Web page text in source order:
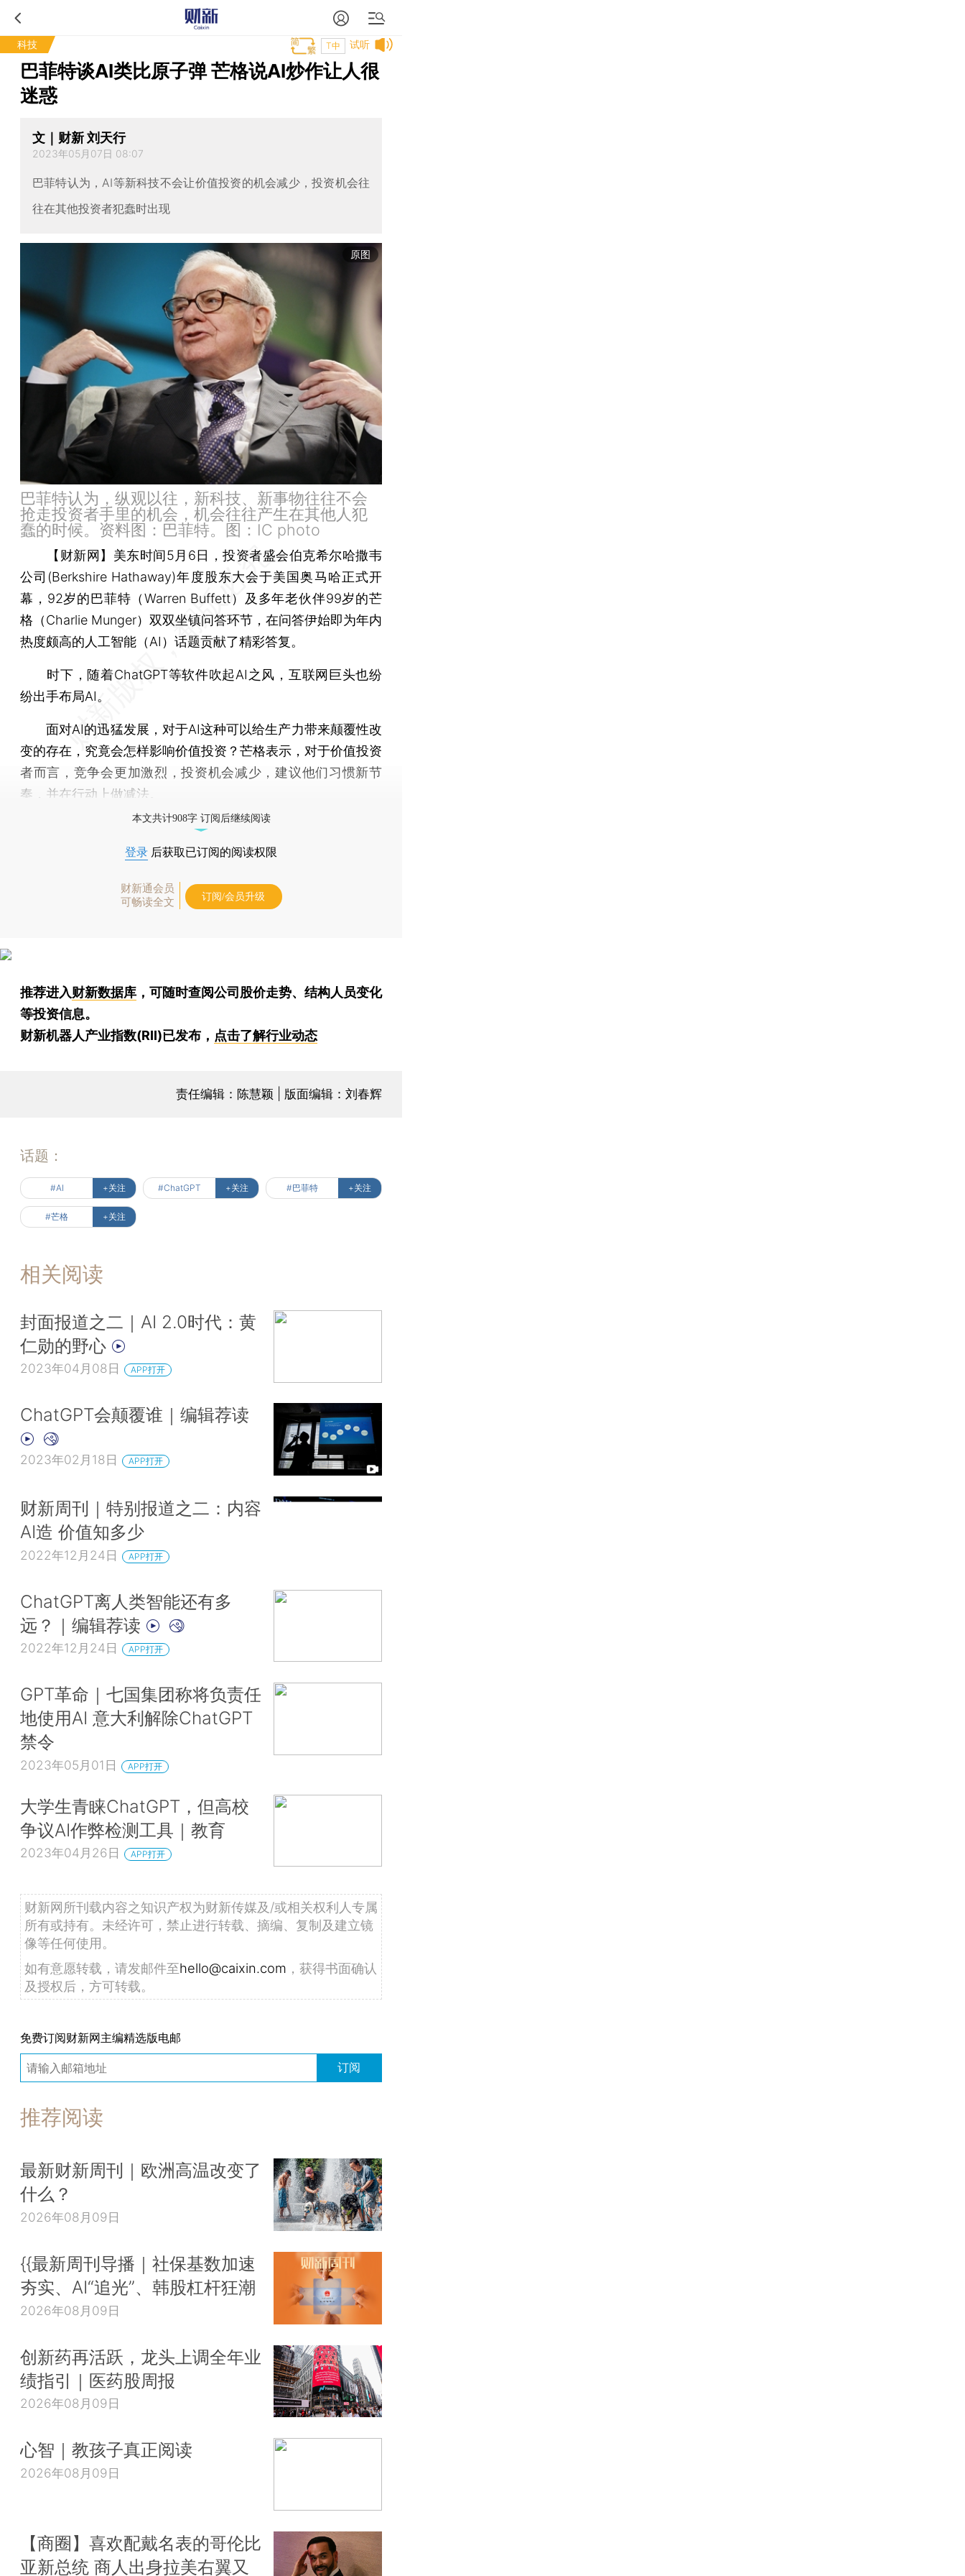
科技 试听
T中
巴菲特谈AI类比原子弹 芒格说AI炒作让人很
迷惑
文｜财新 刘天行
2023年05月07日 08:07
巴菲特认为，AI等新科技不会让价值投资的机会减少，投资机会往
往在其他投资者犯蠢时出现
原图
巴菲特认为，纵观以往，新科技、新事物往往不会
抢走投资者手里的机会，机会往往产生在其他人犯
蠢的时候。资料图：巴菲特。图：IC photo
【财新网】 美东时间5月6日，投资者盛会伯克希尔哈撒韦
公司(Berkshire Hathaway)年度股东大会于美国奥马哈正式开
幕，92岁的巴菲特（Warren Buffett）及多年老伙伴99岁的芒
格（Charlie Munger）双双坐镇问答环节，在问答伊始即为年内
热度颇高的人工智能（AI）话题贡献了精彩答复。
时下，随着ChatGPT等软件吹起AI之风，互联网巨头也纷
纷出手布局AI。
面对AI的迅猛发展，对于AI这种可以给生产力带来颠覆性改
变的存在，究竟会怎样影响价值投资？芒格表示，对于价值投资
者而言，竞争会更加激烈，投资机会减少，建议他们习惯新节
奏，并在行动上做减法。
本文共计908字 订阅后继续阅读
登录 后获取已订阅的阅读权限
财新通会员
可畅读全文
订阅/会员升级
推荐进入财新数据库 ，可随时查阅公司股价走势、结构人员变化
等投资信息。
财新机器人产业指数(RII)已发布， 点击了解行业动态
责任编辑：陈慧颖 | 版面编辑：刘春辉
话题：
#AI +关注 #ChatGPT +关注 #巴菲特 +关注
#芒格 +关注
相关阅读
封面报道之二｜AI 2.0时代：黄
仁勋的野心
2023年04月08日 APP打开
ChatGPT会颠覆谁｜编辑荐读
2023年02月18日 APP打开
财新周刊｜特别报道之二：内容
AI造 价值知多少
2022年12月24日 APP打开
ChatGPT离人类智能还有多
远？｜编辑荐读
2022年12月24日 APP打开
GPT革命｜七国集团称将负责任
地使用AI 意大利解除ChatGPT
禁令
2023年05月01日 APP打开
大学生青睐ChatGPT，但高校
争议AI作弊检测工具｜教育
2023年04月26日 APP打开
财新网所刊载内容之知识产权为财新传媒及/或相关权利人专属
所有或持有。未经许可，禁止进行转载、摘编、复制及建立镜
像等任何使用。
如有意愿转载，请发邮件至hello@caixin.com ，获得书面确认
及授权后，方可转载。
免费订阅财新网主编精选版电邮
订阅
推荐阅读
最新财新周刊｜欧洲高温改变了
什么？
2026年08月09日
{{最新周刊导播｜社保基数加速
夯实、AI“追光”、韩股杠杆狂潮
2026年08月09日
创新药再活跃，龙头上调全年业
绩指引｜医药股周报
2026年08月09日
心智｜教孩子真正阅读
2026年08月09日
【商圈】喜欢配戴名表的哥伦比
亚新总统 商人出身拉美右翼又